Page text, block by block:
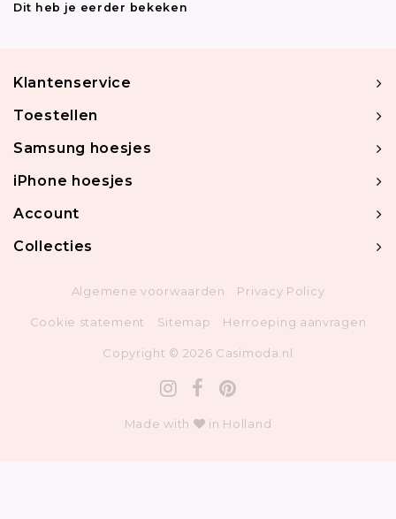
Dit heb je eerder bekeken
Klantenservice
Toestellen
Samsung hoesjes
iPhone hoesjes
Account
Collecties
Algemene voorwaarden Privacy Policy
Cookie statement Sitemap Herroeping aanvragen
Copyright © 2026 Casimoda.nl
Made with in Holland